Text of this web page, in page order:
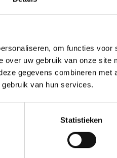
om functies voor
uw gebruik van onze site
gegevens combineren met
van hun services.
Statistieken
Launch
Digitale
Bekijk